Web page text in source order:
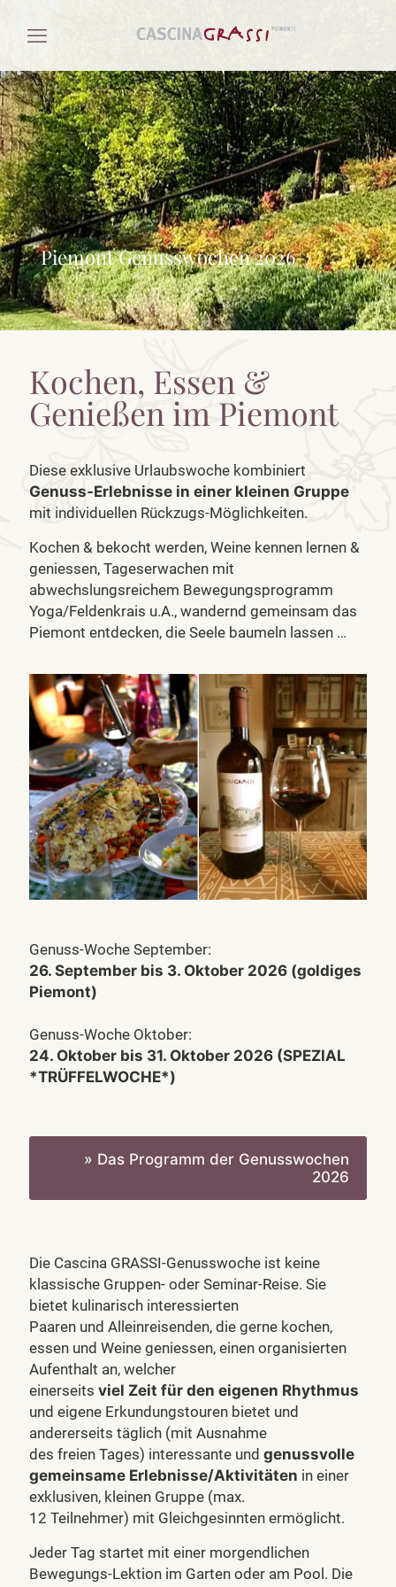
Piemont Genusswochen 2026
Kochen, Essen &
Genießen im Piemont
Diese exklusive Urlaubswoche kombiniert
Genuss-Erlebnisse in einer kleinen Gruppe
mit individuellen Rückzugs-Möglichkeiten.
Kochen & bekocht werden, Weine kennen lernen &
geniessen, Tageserwachen mit
abwechslungsreichem Bewegungsprogramm
Yoga/Feldenkrais u.A., wandernd gemeinsam das
Piemont entdecken, die Seele baumeln lassen …
Genuss-Woche September:
26. September bis 3. Oktober 2026 (goldiges
Piemont)
Genuss-Woche Oktober:
24. Oktober bis 31. Oktober 2026 (SPEZIAL
*TRÜFFELWOCHE*)
» Das Programm der Genusswochen
2026
Die Cascina GRASSI-Genusswoche ist keine
klassische Gruppen- oder Seminar-Reise. Sie
bietet kulinarisch interessierten
Paaren und Alleinreisenden, die gerne kochen,
essen und Weine geniessen, einen organisierten
Aufenthalt an, welcher
einerseits viel Zeit für den eigenen Rhythmus
und eigene Erkundungstouren bietet und
andererseits täglich (mit Ausnahme
des freien Tages) interessante und genussvolle
gemeinsame Erlebnisse/Aktivitäten in einer
exklusiven, kleinen Gruppe (max.
12 Teilnehmer) mit Gleichgesinnten ermöglicht.
Jeder Tag startet mit einer morgendlichen
Bewegungs-Lektion im Garten oder am Pool. Die